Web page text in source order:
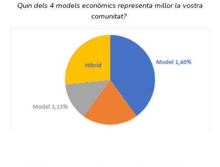
Quin dels 4 models econòmics representa millor la vostra
comunitat?